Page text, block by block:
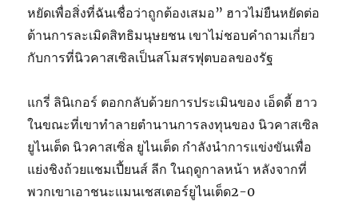
หยัดเพื่อสิ่งที่ฉันเชื่อว่าถูกต้องเสมอ” ฮาวไม่ยืนหยัดต่อ
ต้านการละเมิดสิทธิมนุษยชน เขาไม่ชอบคำถามเกี่ยว
กับการที่นิวคาสเซิลเป็นสโมสรฟุตบอลของรัฐ
แกรี่ ลินิเกอร์ ตอกกลับด้วยการประเมินของ เอ็ดดี้ ฮาว
ในขณะที่เขาทำลายตำนานการลงทุนของ นิวคาสเซิล
ยูไนเต็ด นิวคาสเซิ่ล ยูไนเต็ด กำลังนำการแข่งขันเพื่อ
แย่งชิงถ้วยแชมเปี้ยนส์ ลีก ในฤดูกาลหน้า หลังจากที่
พวกเขาเอาชนะแมนเชสเตอร์ยูไนเต็ด2-0